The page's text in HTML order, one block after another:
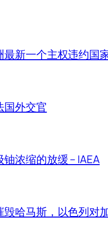
新一个主权违约国
国外交官
浓缩的放缓 – IAEA
哈马斯，以色列对